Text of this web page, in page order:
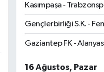
Kasımpaşa -
Gençlerbirliği S.K. -
Gaziantep FK -
16 Ağustos, Pazar